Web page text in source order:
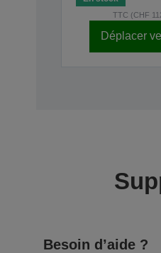
TTC (CHF
Déplacer
Besoin d’aide ?